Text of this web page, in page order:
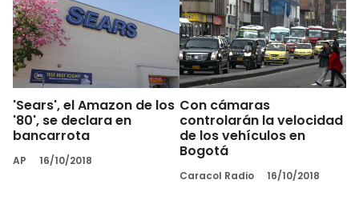
'Sears', el Amazon de los
'80', se declara en
bancarrota
AP 16/10/2018
Con cámaras
controlarán la velocidad
de los vehículos en
Bogotá
Caracol Radio 16/10/2018